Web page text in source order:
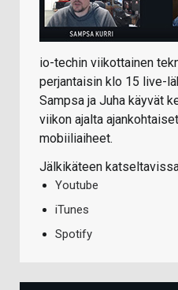
io-techin viikottainen
perjantaisin klo 15 live-
Sampsa ja Juha käyvät
viikon ajalta
mobiiliaiheet.
Jälkikäteen
Youtube
iTunes
Spotify